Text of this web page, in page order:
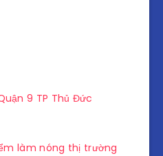
9 TP Thủ Đức
làm nóng thị trường